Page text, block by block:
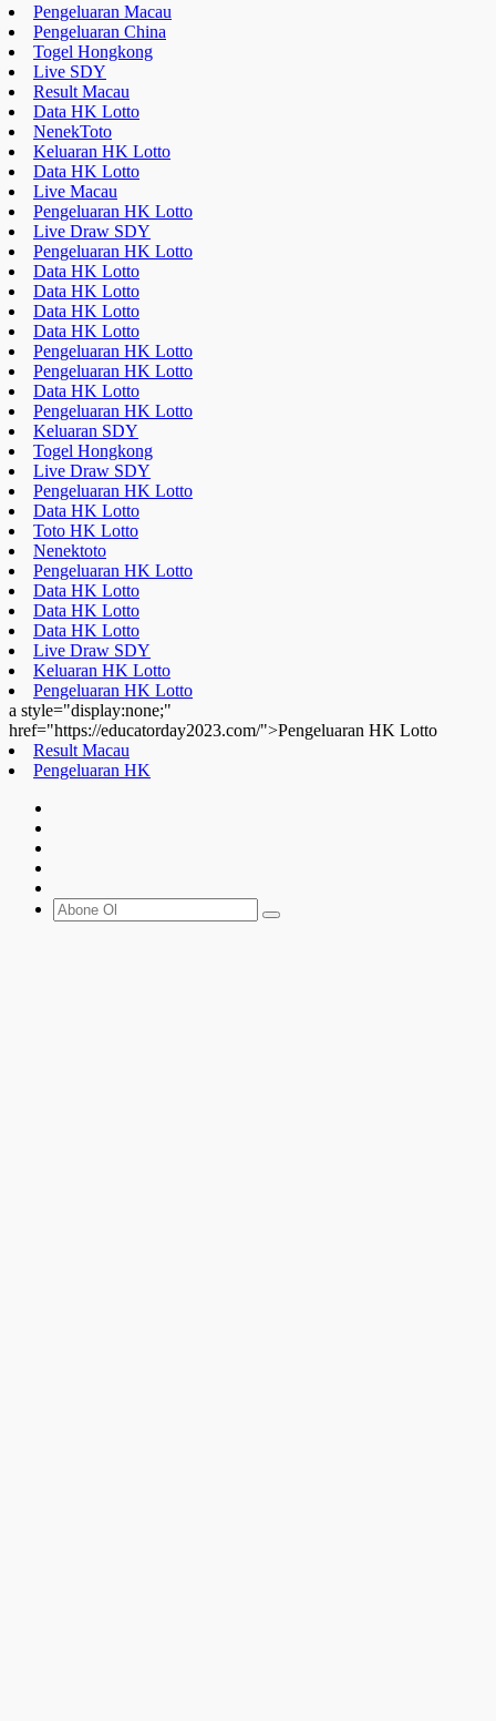
Pengeluaran Macau
Pengeluaran China
Togel Hongkong
Live SDY
Result Macau
Data HK Lotto
NenekToto
Keluaran HK Lotto
Data HK Lotto
Live Macau
Pengeluaran HK Lotto
Live Draw SDY
Pengeluaran HK Lotto
Data HK Lotto
Data HK Lotto
Data HK Lotto
Data HK Lotto
Pengeluaran HK Lotto
Pengeluaran HK Lotto
Data HK Lotto
Pengeluaran HK Lotto
Keluaran SDY
Togel Hongkong
Live Draw SDY
Pengeluaran HK Lotto
Data HK Lotto
Toto HK Lotto
Nenektoto
Pengeluaran HK Lotto
Data HK Lotto
Data HK Lotto
Data HK Lotto
Live Draw SDY
Keluaran HK Lotto
Pengeluaran HK Lotto
a style="display:none;"
href="https://educatorday2023.com/">Pengeluaran HK Lotto
Result Macau
Pengeluaran HK